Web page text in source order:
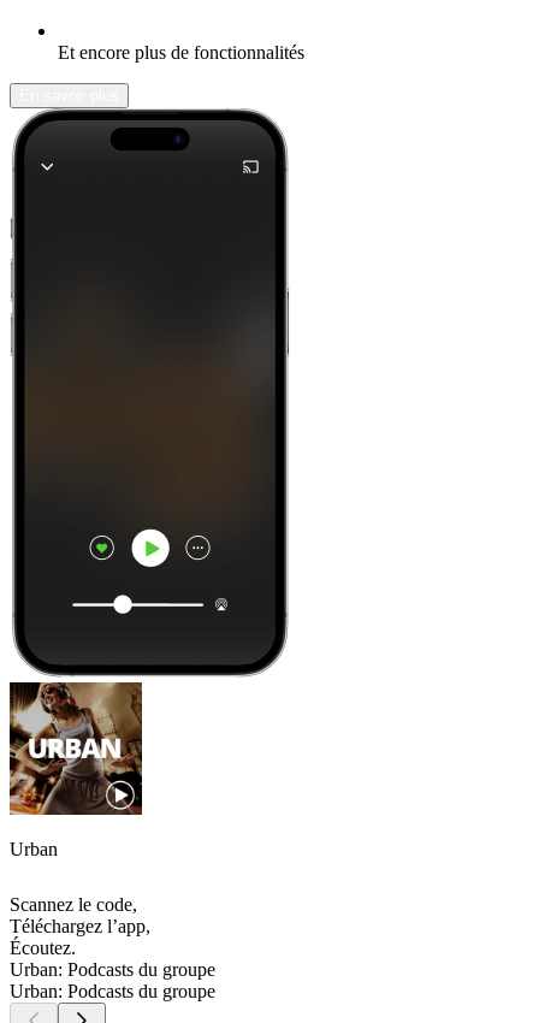
Et encore plus de fonctionnalités
Urban
Scannez le code,
Téléchargez l’app,
Écoutez.
Urban: Podcasts du groupe
Urban: Podcasts du groupe